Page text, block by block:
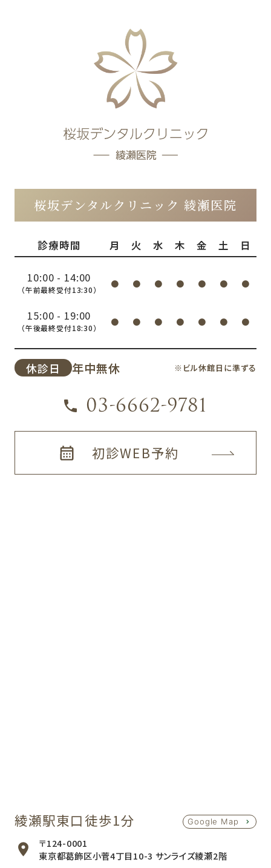
桜坂デンタルクリニック 綾瀬医院
診療時間 月 火 水 木 金 土 日
10:00 - 14:00
（午前最終受付13:30）
● ● ● ● ● ● ●
15:00 - 19:00
（午後最終受付18:30）
● ● ● ● ● ● ●
休診日 年中無休 ※ビル休館日に準ずる
03-6662-9781
初診WEB予約
綾瀬駅東口徒歩1分 Google Map
〒124-0001
東京都葛飾区小菅4丁目10-3 サンライズ綾瀬2階